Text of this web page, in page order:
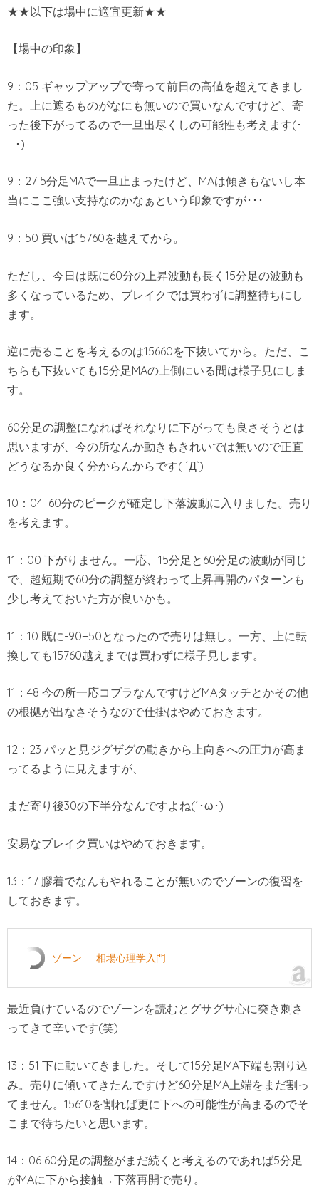
★★以下は場中に適宜更新★★
【場中の印象】
9：05 ギャップアップで寄って前日の高値を超えてきまし
た。上に遮るものがなにも無いので買いなんですけど、寄
った後下がってるので一旦出尽くしの可能性も考えます(･
_･)
9：27 5分足MAで一旦止まったけど、MAは傾きもないし本
当にここ強い支持なのかなぁという印象ですが･･･
9：50 買いは15760を越えてから。
ただし、今日は既に60分の上昇波動も長く15分足の波動も
多くなっているため、ブレイクでは買わずに調整待ちにし
ます。
逆に売ることを考えるのは15660を下抜いてから。ただ、こ
ちらも下抜いても15分足MAの上側にいる間は様子見にしま
す。
60分足の調整になればそれなりに下がっても良さそうとは
思いますが、今の所なんか動きもきれいでは無いので正直
どうなるか良く分からんからです( ´Д`)
10：04 60分のピークが確定し下落波動に入りました。売り
を考えます。
11：00 下がりません。一応、15分足と60分足の波動が同じ
で、超短期で60分の調整が終わって上昇再開のパターンも
少し考えておいた方が良いかも。
11：10 既に-90+50となったので売りは無し。一方、上に転
換しても15760越えまでは買わずに様子見します。
11：48 今の所一応コブラなんですけどMAタッチとかその他
の根拠が出なさそうなので仕掛はやめておきます。
12：23 パッと見ジグザグの動きから上向きへの圧力が高ま
ってるように見えますが、
まだ寄り後30の下半分なんですよね(´･ω･)
安易なブレイク買いはやめておきます。
13：17 膠着でなんもやれることが無いのでゾーンの復習を
しておきます。
ゾーン — 相場心理学入門
最近負けているのでゾーンを読むとグサグサ心に突き刺さ
ってきて辛いです(笑)
13：51 下に動いてきました。そして15分足MA下端も割り込
み。売りに傾いてきたんですけど60分足MA上端をまだ割っ
てません。15610を割れば更に下への可能性が高まるのでそ
こまで待ちたいと思います。
14：06 60分足の調整がまだ続くと考えるのであれば5分足
がMAに下から接触→下落再開で売り。